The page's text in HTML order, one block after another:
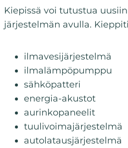
Kiepissä voi tutustua
järjestelmän avulla.
ilmavesijärjestelmä
ilmalämpöpumppu
sähköpatteri
energia-akustot
aurinkopaneelit
tuulivoimajärjestelmä
autolatausjärjestelmä